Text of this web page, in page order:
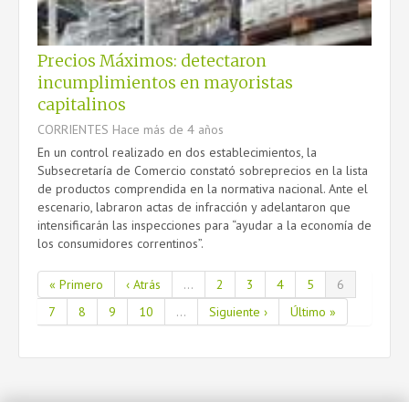
Precios Máximos: detectaron
incumplimientos en mayoristas
capitalinos
CORRIENTES Hace más de 4 años
En un control realizado en dos establecimientos, la
Subsecretaría de Comercio constató sobreprecios en la lista
de productos comprendida en la normativa nacional. Ante el
escenario, labraron actas de infracción y adelantaron que
intensificarán las inspecciones para “ayudar a la economía de
los consumidores correntinos”.
« Primero ‹ Atrás ... 2 3 4 5
6
7
8 9 10 ... Siguiente › Último »